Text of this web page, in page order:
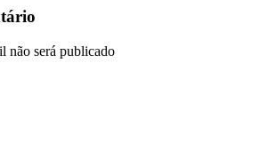
não será publicado